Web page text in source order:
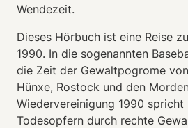
Wendezeit.
Dieses Hörbuch ist eine Reise
1990. In die sogenannten
die Zeit der Gewaltpogrome
Hünxe, Rostock und den
Wiedervereinigung 1990 spricht
Todesopfern durch rechte